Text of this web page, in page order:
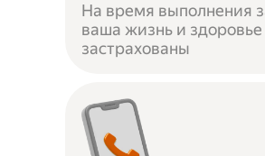
На время выполнения
ваша жизнь и здоровье
застрахованы